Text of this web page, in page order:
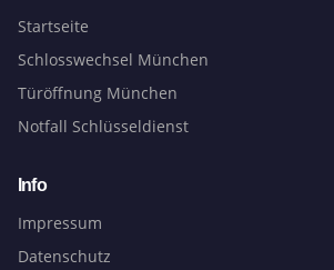
Startseite
Schlosswechsel München
Türöffnung München
Notfall Schlüsseldienst
Info
Impressum
Datenschutz